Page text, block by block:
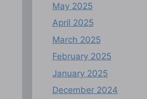
May 2025
April 2025
March 2025
February 2025
January 2025
December 2024